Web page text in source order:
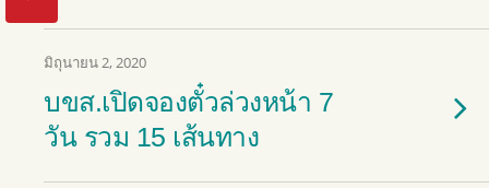
มิถุนายน 2, 2020
บขส.เปิดจองตั๋วล่วงหน้า 7
วัน รวม 15 เส้นทาง